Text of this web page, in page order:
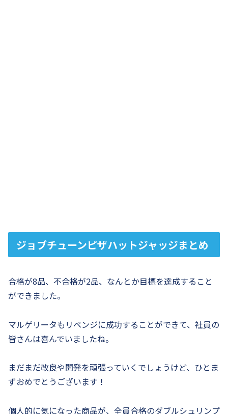
ジョブチューンピザハットジャッジまとめ
合格が8品、不合格が2品、なんとか目標を達成すること
ができました。
マルゲリータもリベンジに成功することができて、社員の
皆さんは喜んでいましたね。
まだまだ改良や開発を頑張っていくでしょうけど、ひとま
ずおめでとうございます！
個人的に気になった商品が、全員合格のダブルシュリンプ